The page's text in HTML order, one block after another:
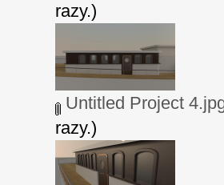
razy.)
Untitled Project
razy.)